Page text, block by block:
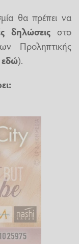
θα πρέπει να
δηλώσεις στο
Προληπτικής
εδώ).